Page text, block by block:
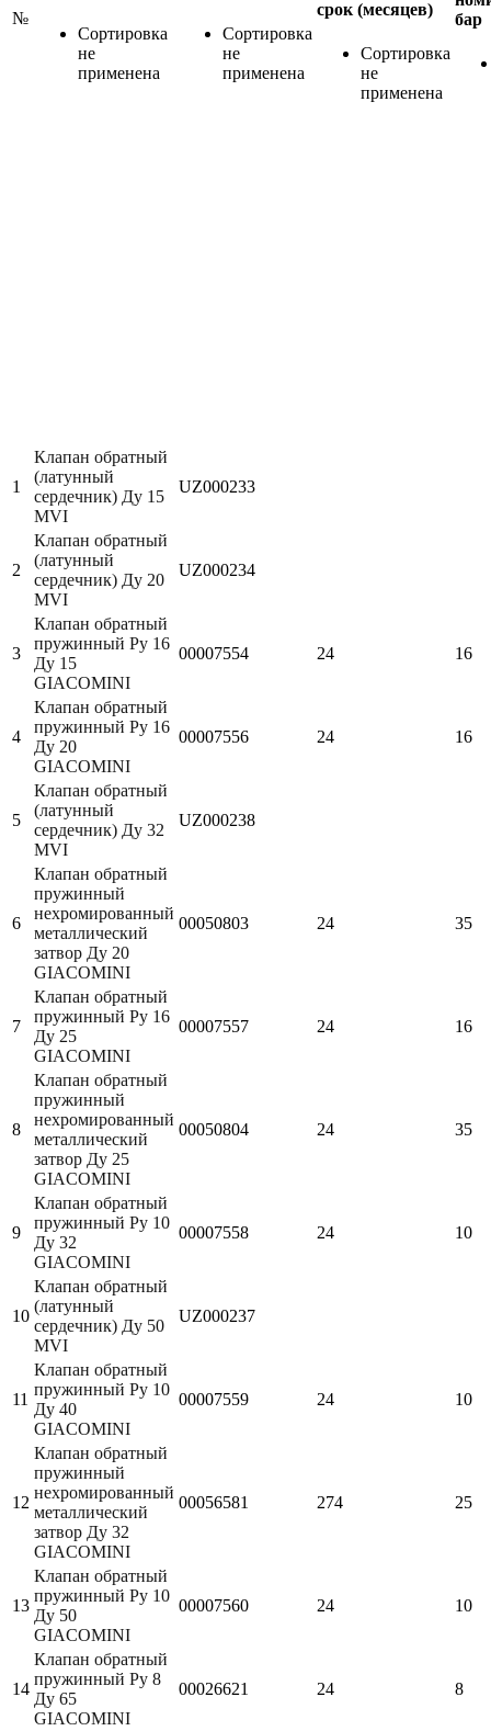
№
Сортировка
не
применена
Сортировка
не
применена
срок (месяцев)
Сортировка
не
применена
бар
1
Клапан обратный
(латунный
сердечник) Ду 15
MVI
UZ000233
2
Клапан обратный
(латунный
сердечник) Ду 20
MVI
UZ000234
3
Клапан обратный
пружинный Ру 16
Ду 15
GIACOMINI
00007554 24 16
4
Клапан обратный
пружинный Ру 16
Ду 20
GIACOMINI
00007556 24 16
5
Клапан обратный
(латунный
сердечник) Ду 32
MVI
UZ000238
6
Клапан обратный
пружинный
нехромированный
металлический
затвор Ду 20
GIACOMINI
00050803 24 35
7
Клапан обратный
пружинный Ру 16
Ду 25
GIACOMINI
00007557 24 16
8
Клапан обратный
пружинный
нехромированный
металлический
затвор Ду 25
GIACOMINI
00050804 24 35
9
Клапан обратный
пружинный Ру 10
Ду 32
GIACOMINI
00007558 24 10
10
Клапан обратный
(латунный
сердечник) Ду 50
MVI
UZ000237
11
Клапан обратный
пружинный Ру 10
Ду 40
GIACOMINI
00007559 24 10
12
Клапан обратный
пружинный
нехромированный
металлический
затвор Ду 32
GIACOMINI
00056581 274 25
13
Клапан обратный
пружинный Ру 10
Ду 50
GIACOMINI
00007560 24 10
14
Клапан обратный
пружинный Ру 8
Ду 65
GIACOMINI
00026621 24 8